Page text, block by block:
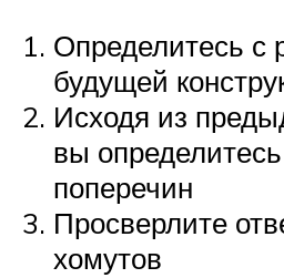
Определитесь с
будущей
Исходя из
вы
поперечин
Просверлите
хомутов